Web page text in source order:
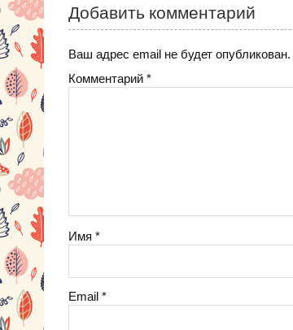
ss
ni
ki
Добавить комментарий
Ваш адрес email не будет опубликован.
Комментарий*
Имя*
Email*